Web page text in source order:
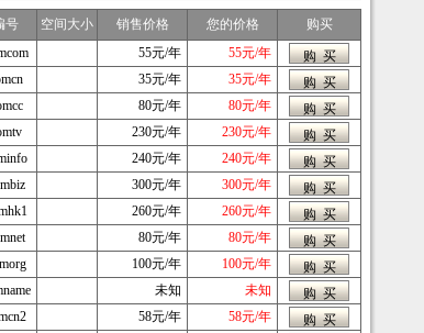
号 空间大小 销售价格 您的价格
购买
55元/年
55元/年
35元/年
35元/年
80元/年
80元/年
230元/年
230元/年
240元/年
240元/年
300元/年
300元/年
260元/年
260元/年
80元/年
80元/年
100元/年
100元/年
未知
未知
58元/年
58元/年